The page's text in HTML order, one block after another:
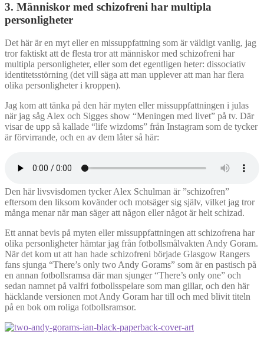
3. Människor med schizofreni har multipla
personligheter
Det här är en myt eller en missuppfattning som är väldigt vanlig, jag
tror faktiskt att de flesta tror att människor med schizofreni har
multipla personligheter, eller som det egentligen heter: dissociativ
identitetsstörning (det vill säga att man upplever att man har flera
olika personligheter i kroppen).
Jag kom att tänka på den här myten eller missuppfattningen i julas
när jag såg Alex och Sigges show “Meningen med livet” på tv. Där
visar de upp så kallade “life wizdoms” från Instagram som de tycker
är förvirrande, och en av dem låter så här:
Den här livsvisdomen tycker Alex Schulman är ”schizofren”
eftersom den liksom kovänder och motsäger sig själv, vilket jag tror
många menar när man säger att någon eller något är helt schizad.
Ett annat bevis på myten eller missuppfattningen att schizofrena har
olika personligheter hämtar jag från fotbollsmålvakten Andy Goram.
När det kom ut att han hade schizofreni började Glasgow Rangers
fans sjunga “There’s only two Andy Gorams” som är en pastisch på
en annan fotbollsramsa där man sjunger “There’s only one” och
sedan namnet på valfri fotbollsspelare som man gillar, och den här
häcklande versionen mot Andy Goram har till och med blivit titeln
på en bok om roliga fotbollsramsor.